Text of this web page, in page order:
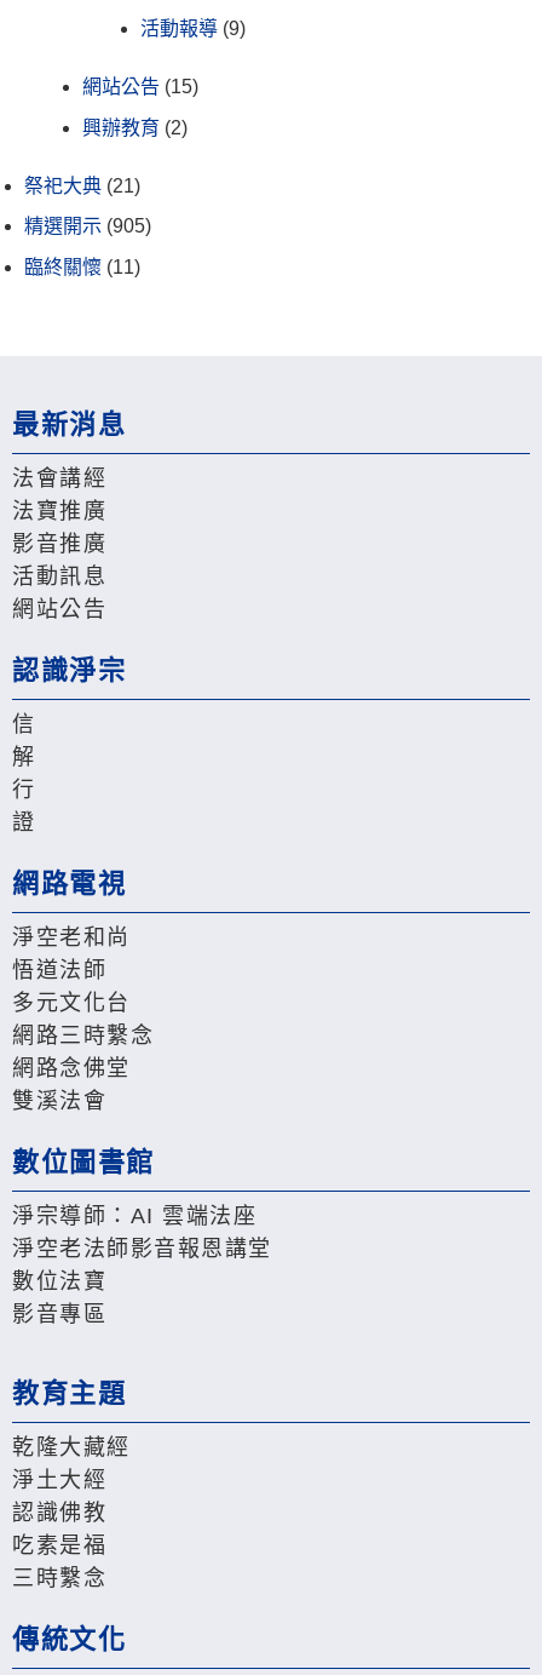
活動報導 (9)
網站公告 (15)
興辦教育 (2)
祭祀大典 (21)
精選開示 (905)
臨終關懷 (11)
最新消息
法會講經
法寶推廣
影音推廣
活動訊息
網站公告
認識淨宗
信
解
行
證
網路電視
淨空老和尚
悟道法師
多元文化台
網路三時繫念
網路念佛堂
雙溪法會
數位圖書館
淨宗導師：AI 雲端法座
淨空老法師影音報恩講堂
數位法寶
影音專區
教育主題
乾隆大藏經
淨土大經
認識佛教
吃素是福
三時繫念
傳統文化